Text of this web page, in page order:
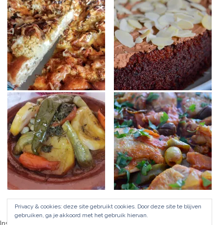
Privacy & cookies: deze site gebruikt cookies. Door deze site te blijven
gebruiken, ga je akkoord met het gebruik hiervan.